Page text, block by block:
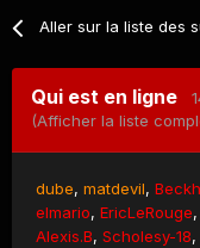
Aller sur la liste des
Qui est en ligne
(Afficher la liste
dube matdevil
elmario EricLeRouge
Alexis.B Scholesy-18